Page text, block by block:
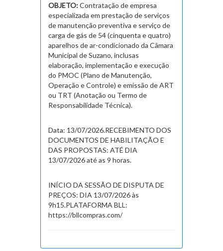
OBJETO:Contratação de empresa
especializada em prestação de serviços
de manutenção preventiva e serviço de
carga de gás de 54 (cinquenta e quatro)
aparelhos de ar-condicionado da Câmara
Municipal de Suzano, inclusas
elaboração, implementação e execução
do PMOC (Plano de Manutenção,
Operação e Controle) e emissão de ART
ou TRT (Anotação ou Termo de
Responsabilidade Técnica).
Data: 13/07/2026.RECEBIMENTO DOS
DOCUMENTOS DE HABILITAÇÃO E
DAS PROPOSTAS: ATÉ DIA
13/07/2026 até as 9 horas.
INÍCIO DA SESSÃO DE DISPUTA DE
PREÇOS: DIA 13/07/2026 às
9h15.PLATAFORMA BLL:
https://bllcompras.com/